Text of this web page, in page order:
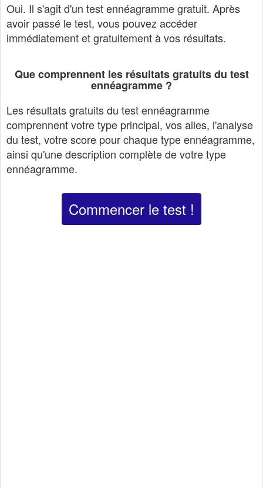
Oui. Il s'agit d'un test ennéagramme gratuit. Après
avoir passé le test, vous pouvez accéder
immédiatement et gratuitement à vos résultats.
Que comprennent les résultats gratuits du test
ennéagramme ?
Les résultats gratuits du test ennéagramme
comprennent votre type principal, vos ailes, l'analyse
du test, votre score pour chaque type ennéagramme,
ainsi qu'une description complète de votre type
ennéagramme.
Commencer le test !